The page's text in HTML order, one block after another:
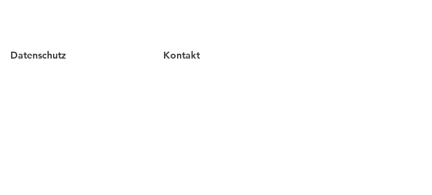
Datenschutz Kontakt